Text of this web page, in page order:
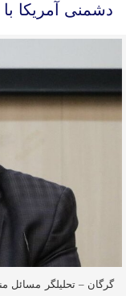
دشمنی آمریکا
گرگان – تحلیلگر مسائل